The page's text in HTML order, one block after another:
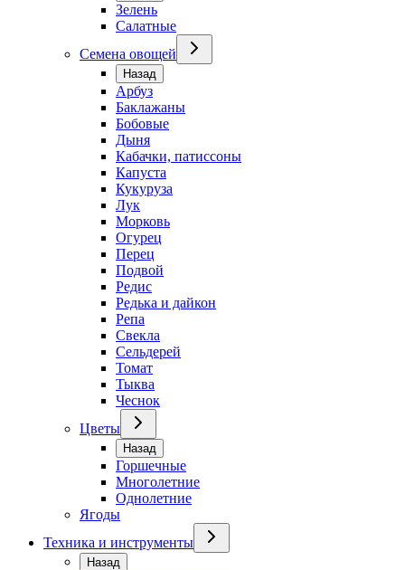
Зелень
Салатные
Семена овощей
Назад
Арбуз
Баклажаны
Бобовые
Дыня
Кабачки, патиссоны
Капуста
Кукуруза
Лук
Морковь
Огурец
Перец
Подвой
Редис
Редька и дайкон
Репа
Свекла
Сельдерей
Томат
Тыква
Чеснок
Цветы
Назад
Горшечные
Многолетние
Однолетние
Ягоды
Техника и инструменты
Назад